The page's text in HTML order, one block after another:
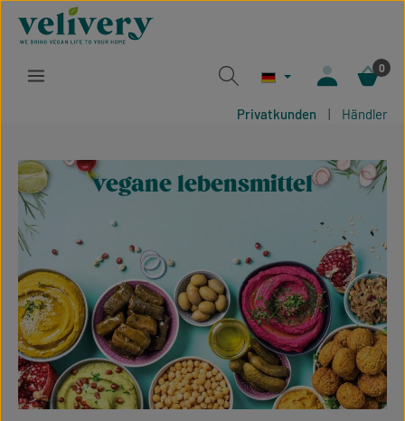
Zum Hauptinhalt springen
0
Privatkunden | Händler
vegane lebensmittel